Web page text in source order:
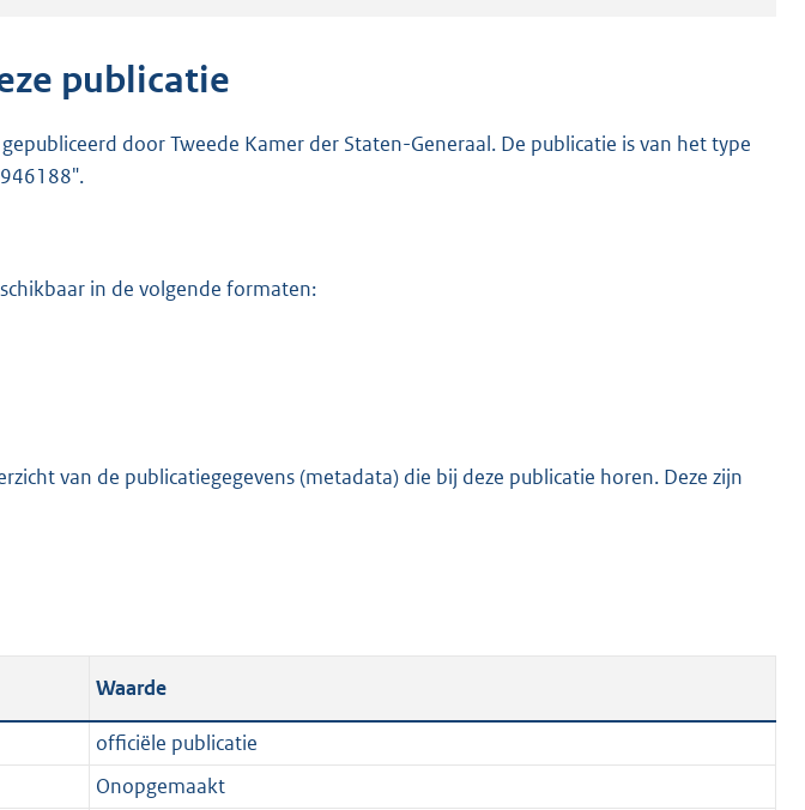
r
K
publicatie
door Tweede Kamer der Staten-Generaal. De publicatie is van het type
in de volgende formaten:
van de publicatiegegevens (metadata) die bij deze publicatie horen. Deze zijn
Waarde
officiële publicatie
Onopgemaakt